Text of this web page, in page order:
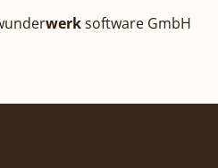
werksoftware GmbH